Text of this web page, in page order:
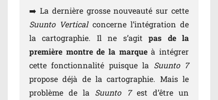
➡️ La dernière grosse nouveauté sur cette
Suunto Verticalconcerne l’intégration de
la cartographie. Il ne s’agitpas de la
première montre de la marqueà intégrer
cette fonctionnalité puisque la Suunto 7
propose déjà de la cartographie. Mais le
problème de la Suunto 7est d’être un